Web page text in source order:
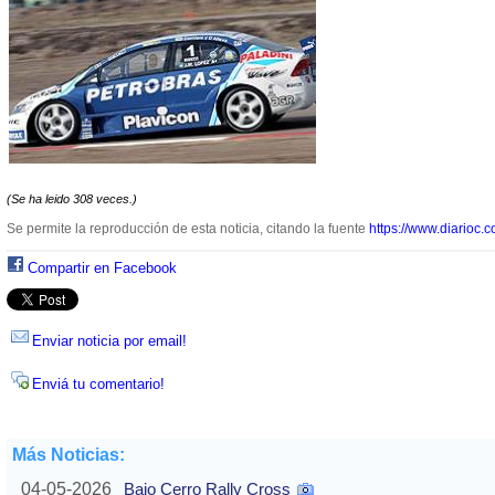
(Se ha leido 308 veces.)
Se permite la reproducción de esta noticia, citando la fuente https://
Compartir en Facebook
Enviar noticia por email!
Enviá tu comentario!
Más Noticias:
04-05-2026
Bajo Cerro Rally Cross